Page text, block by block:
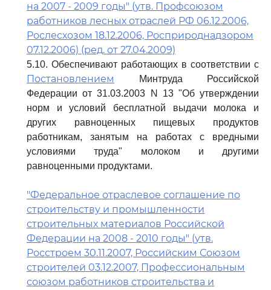
на 2007 - 2009 годы" (утв. Профсоюзом
работников лесных отраслей РФ 06.12.2006,
Рослесхозом 18.12.2006, Росприроднадзором
07.12.2006) (ред. от 27.04.2009)
5.10. Обеспечивают работающих в соответствии с
Постановлением
Минтруда Российской
Федерации от 31.03.2003 N 13 "Об утверждении
норм и условий бесплатной выдачи молока и
других равноценных пищевых продуктов
работникам, занятым на работах с вредными
условиями труда" молоком и другими
равноценными продуктами.
"Федеральное отраслевое соглашение по
строительству и промышленности
строительных материалов Российской
Федерации на 2008 - 2010 годы" (утв.
Росстроем 30.11.2007, Российским Союзом
строителей 03.12.2007, Профессиональным
союзом работников строительства и